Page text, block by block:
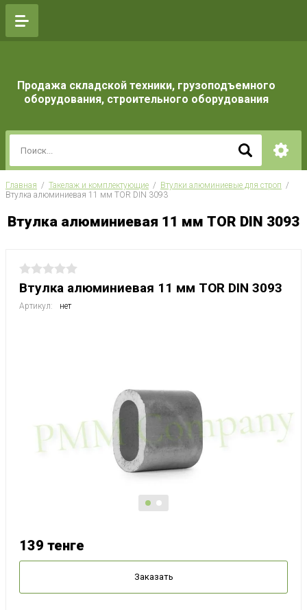
Продажа складской техники, грузоподъемного
оборудования, строительного оборудования
Главная
  /
Такелаж и комплектующие
  /
Втулки алюминиевые для строп
  /
Втулка алюминиевая 11 мм TOR DIN 3093
Втулка алюминиевая 11 мм TOR DIN 3093
Втулка алюминиевая 11 мм TOR DIN 3093
Артикул: нет
139 тенге
Заказать